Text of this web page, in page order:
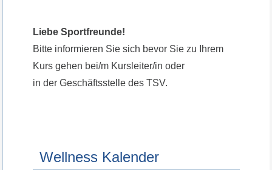
Liebe Sportfreunde!
Bitte informieren Sie sich bevor Sie zu Ihrem
Kurs gehen bei/m Kursleiter/in oder
in der Geschäftsstelle des TSV.
Wellness Kalender